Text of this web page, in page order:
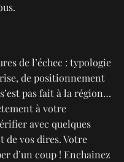
de l’échec : typologie
de positionnement
pas fait à la région…
à votre
avec quelques
de vos dires. Votre
d’un coup ! Enchainez